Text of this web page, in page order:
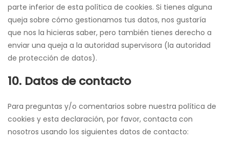
parte inferior de esta política de cookies. Si tienes alguna
queja sobre cómo gestionamos tus datos, nos gustaría
que nos la hicieras saber, pero también tienes derecho a
enviar una queja a la autoridad supervisora (la autoridad
de protección de datos).
10. Datos de contacto
Para preguntas y/o comentarios sobre nuestra política de
cookies y esta declaración, por favor, contacta con
nosotros usando los siguientes datos de contacto: